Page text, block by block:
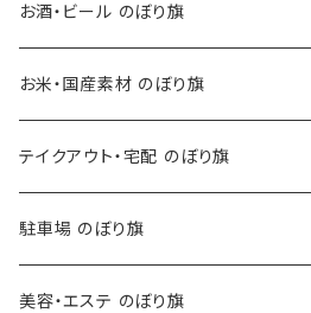
お酒・ビール のぼり旗
お米・国産素材 のぼり旗
テイクアウト・宅配 のぼり旗
駐車場 のぼり旗
美容・エステ のぼり旗